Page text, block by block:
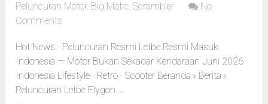
Peluncuran Motor, Big Matic,Scrambler
No
Comments
Hot News · Peluncuran Resmi Letbe Resmi Masuk
Indonesia — Motor Bukan Sekadar Kendaraan Juni 2026
Indonesia Lifestyle · Retro · Scooter Beranda › Berita ›
Peluncuran Letbe Flygon …